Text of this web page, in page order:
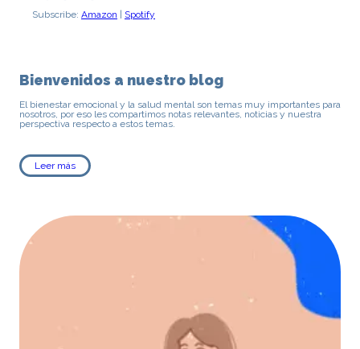
SHARE
EMBED
Subscribe: Amazon Spotify
Bienvenidos a nuestro blog
El bienestar emocional y la salud mental son temas muy importantes para
nosotros, por eso les compartimos notas relevantes, noticias y nuestra
perspectiva respecto a estos temas.
Leer más